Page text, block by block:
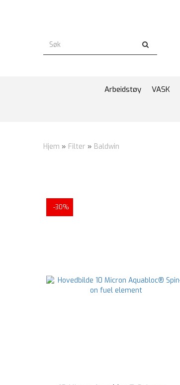
Arbeidstøy VASK
Hjem » Filter » Baldwin
-30%